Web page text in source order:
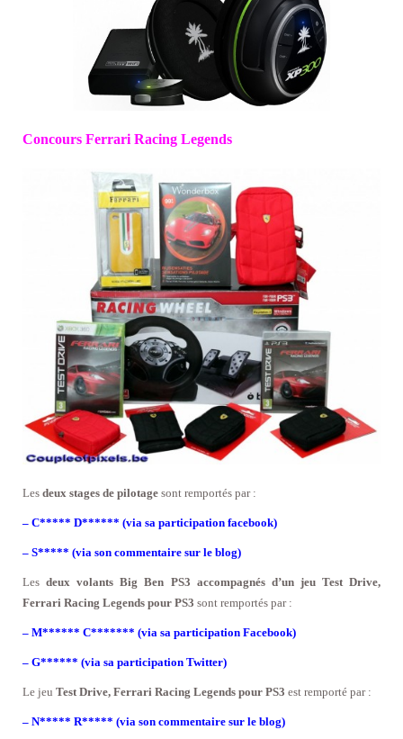
Concours Ferrari Racing Legends
Les deux stages de pilotage sont remportés par :
– C***** D****** (via sa participation facebook)
– S***** (via son commentaire sur le blog)
Lesdeux volants Big Ben PS3 accompagnés d’un jeu Test Drive,
Ferrari Racing Legends pour PS3 sont remportés par :
– M****** C******* (via sa participation Facebook)
– G****** (via sa participation Twitter)
Le jeu Test Drive, Ferrari Racing Legends pour PS3 est remporté par :
– N***** R***** (via son commentaire sur le blog)